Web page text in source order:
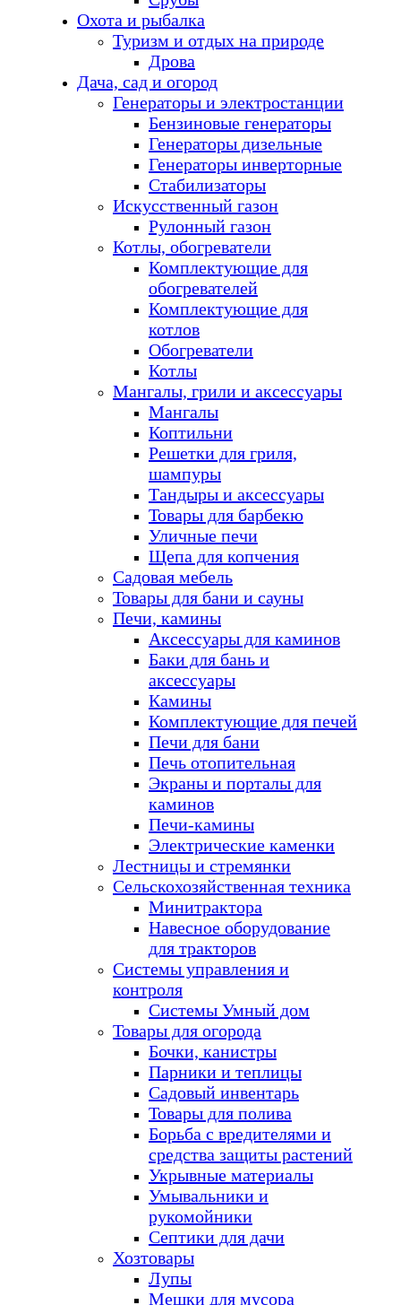
Охота и рыбалка
Туризм и отдых на природе
Дрова
Дача, сад и огород
Генераторы и электростанции
Бензиновые генераторы
Генераторы дизельные
Генераторы инверторные
Стабилизаторы
Искусственный газон
Рулонный газон
Котлы, обогреватели
Комплектующие для
обогревателей
Комплектующие для
котлов
Обогреватели
Котлы
Мангалы, грили и аксессуары
Мангалы
Коптильни
Решетки для гриля,
шампуры
Тандыры и аксессуары
Товары для барбекю
Уличные печи
Щепа для копчения
Садовая мебель
Товары для бани и сауны
Печи, камины
Аксессуары для каминов
Баки для бань и
аксессуары
Камины
Комплектующие для печей
Печи для бани
Печь отопительная
Экраны и порталы для
каминов
Печи-камины
Электрические каменки
Лестницы и стремянки
Сельскохозяйственная техника
Минитрактора
Навесное оборудование
для тракторов
Системы управления и
контроля
Системы Умный дом
Товары для огорода
Бочки, канистры
Парники и теплицы
Садовый инвентарь
Товары для полива
Борьба с вредителями и
средства защиты растений
Укрывные материалы
Умывальники и
рукомойники
Септики для дачи
Хозтовары
Лупы
Мешки для мусора